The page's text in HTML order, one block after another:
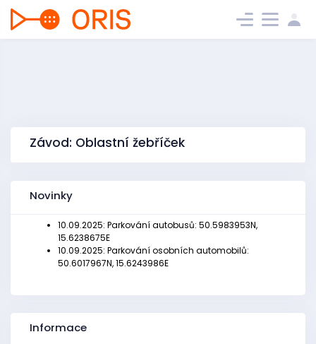
Závod: Oblastní žebříček
Novinky
10.09.2025: Parkování autobusů: 50.5983953N,
15.6238675E
10.09.2025: Parkování osobních automobilů:
50.6017967N, 15.6243986E
Informace